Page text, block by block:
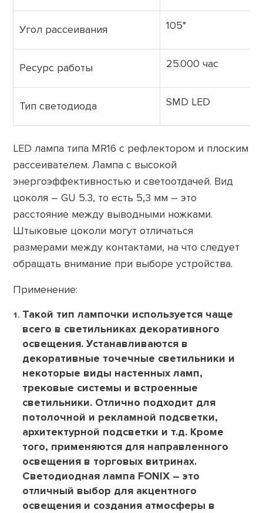
Угол рассеивания 105°
Ресурс работы 25.000 час
Тип светодиода SMD LED
LED лампа типа MR16 с рефлектором и плоским
рассеивателем. Лампа с высокой
энергоэффективностью и светоотдачей. Вид
цоколя – GU 5.3, то есть 5,3 мм – это
расстояние между выводными ножками.
Штыковые цоколи могут отличаться
размерами между контактами, на что следует
обращать внимание при выборе устройства.
Применение:
Такой тип лампочки используется чаще
всего в светильниках декоративного
освещения. Устанавливаются в
декоративные точечные светильники и
некоторые виды настенных ламп,
трековые системы и встроенные
светильники. Отлично подходит для
потолочной и рекламной подсветки,
архитектурной подсветки и т.д. Кроме
того, применяются для направленного
освещения в торговых витринах.
Светодиодная лампа FONIX – это
отличный выбор для акцентного
освещения и создания атмосферы в